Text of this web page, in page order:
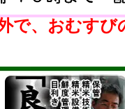
で、おむすび